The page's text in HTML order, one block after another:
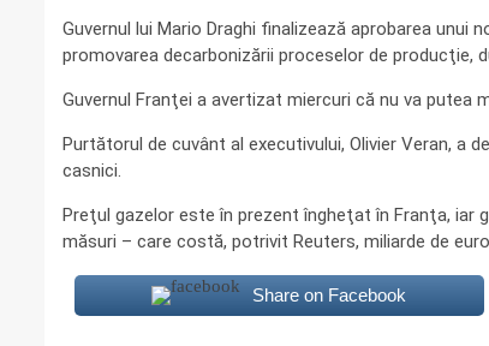
Guvernul lui Mario Draghi finalizează aprobarea
promovarea decarbonizării proceselor de producţie,
Guvernul Franţei a avertizat miercuri că nu va
Purtătorul de cuvânt al executivului, Olivier Veran, a
casnici.
Preţul gazelor este în prezent îngheţat în Franţa, iar
măsuri – care costă, potrivit Reuters, miliarde de
Share on Facebook